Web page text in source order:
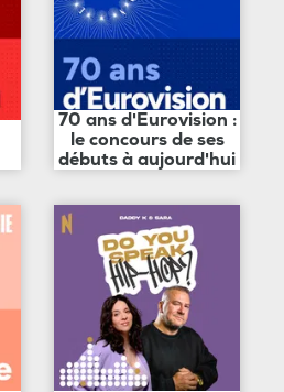
70 ans d'Eurovision :
le concours de ses
débuts à aujourd'hui